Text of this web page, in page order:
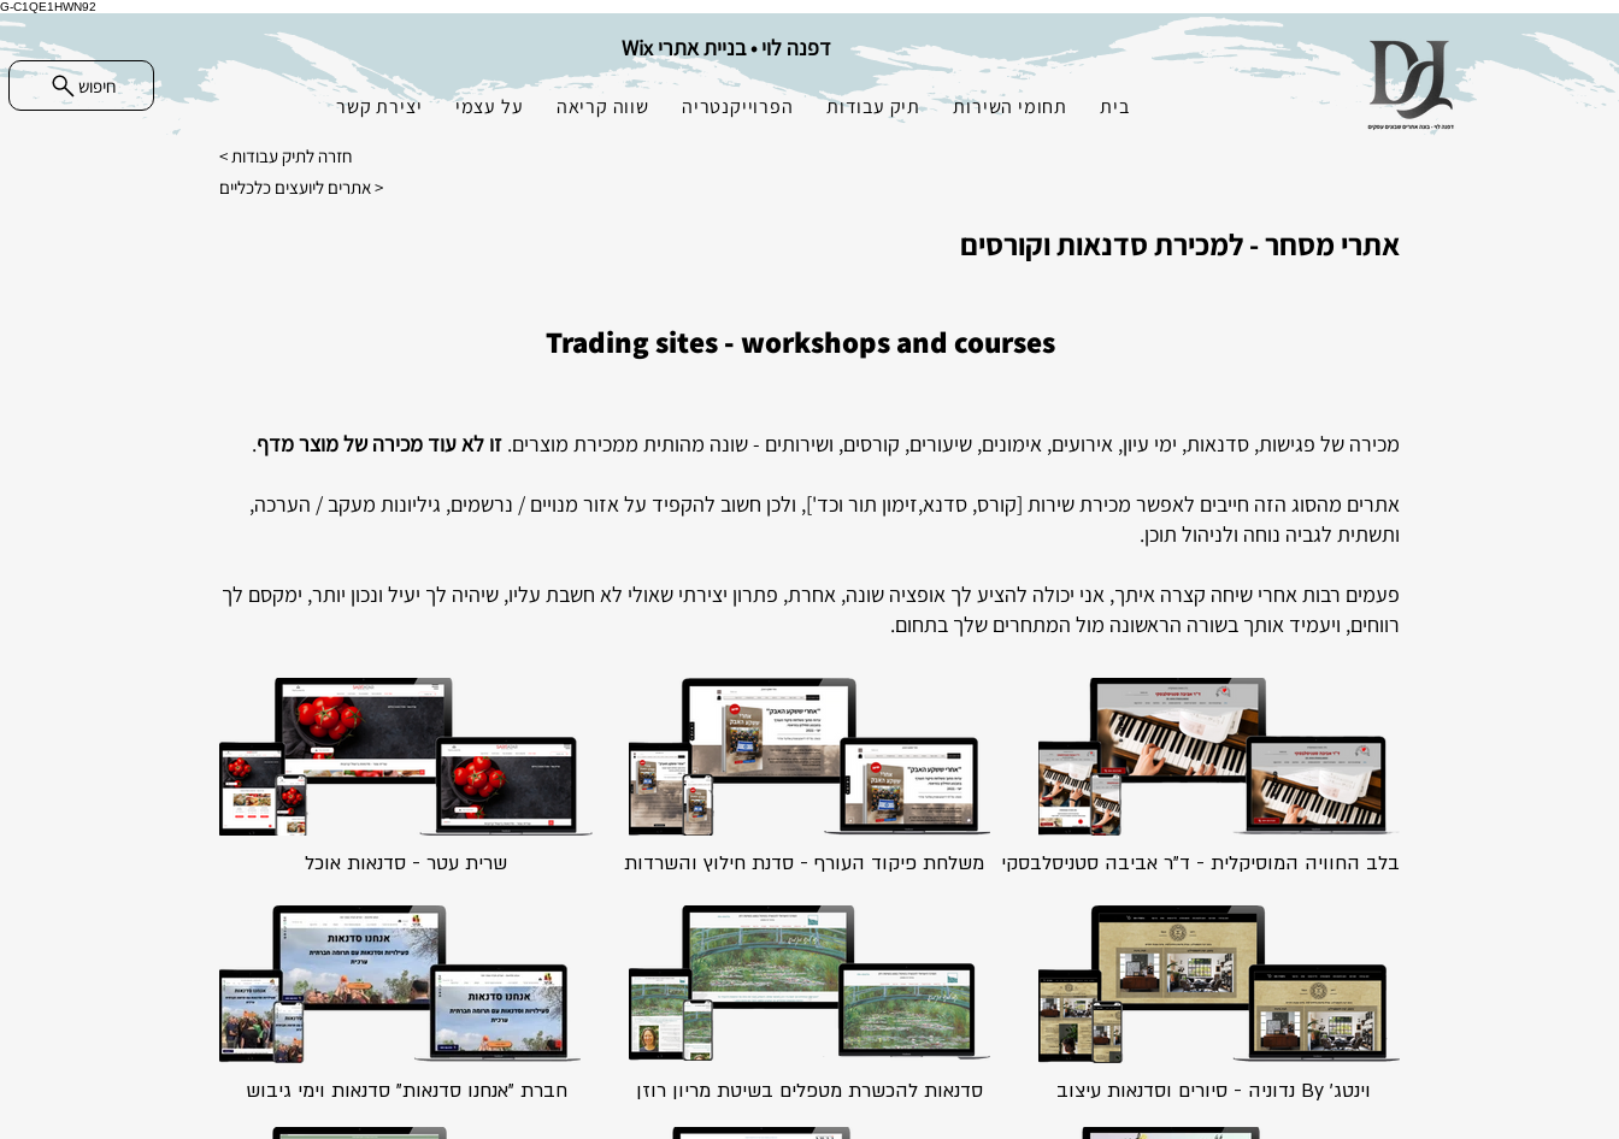
G-C1QE1HWN92
חיפוש
דפנה לוי • בניית אתרי Wix
בית תחומי השירות תיק עבודות הפרוייקנטריה שווה קריאה על עצמי יצירת קשר
חזרה לתיק עבודות >
אתרים ליועצים כלכליים >
אתרי מסחר - למכירת סדנאות וקורסים
Trading sites - workshops and courses
מכירה של פגישות, סדנאות, ימי עיון, אירועים, אימונים, שיעורים, קורסים, ושירותים - שונה מהותית ממכירת מוצרים. זו לא עוד מכירה של מוצר מדף.
אתרים מהסוג הזה חייבים לאפשר מכירת שירות [קורס, סדנא,זימון תור וכד'], ולכן חשוב להקפיד על אזור מנויים / נרשמים, גיליונות מעקב / הערכה,
ותשתית לגביה נוחה ולניהול תוכן.
פעמים רבות אחרי שיחה קצרה איתך, אני יכולה להציע לך אופציה שונה, אחרת, פתרון יצירתי שאולי לא חשבת עליו, שיהיה לך יעיל ונכון יותר, ימקסם לך
רווחים, ויעמיד אותך בשורה הראשונה מול המתחרים שלך בתחום.
בלב החוויה המוסיקלית - ד"ר אביבה סטניסלבסקי משלחת פיקוד העורף - סדנת חילוץ והשרדות שרית עטר - סדנאות אוכל
וינטג' By נדוניה - סיורים וסדנאות עיצוב סדנאות להכשרת מטפלים בשיטת מריון רוזן חברת "אנחנו סדנאות" סדנאות וימי גיבוש